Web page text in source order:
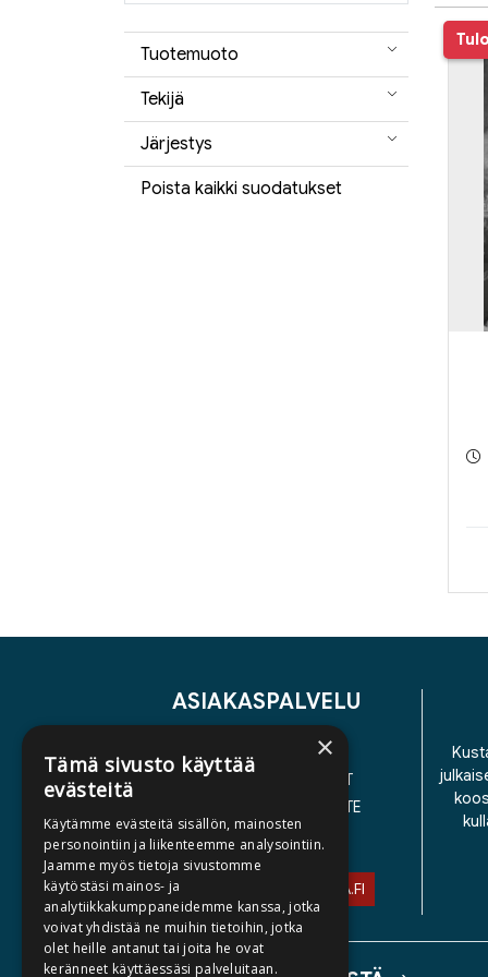
Tuotemuoto
Tekijä
Järjestys
Poista kaikki suodatukset
ASIAKASPALVELU
YHTEYSTIEDOT
YLEISET TOIMITUSEHDOT
SAAVUTETTAVUUSSELOSTE
TIETOSUOJASELOSTE
ASIAKASPALVELU@STORIA.FI
×
Tämä sivusto käyttää
evästeitä
Käytämme evästeitä sisällön, mainosten
personointiin ja liikenteemme analysointiin.
Jaamme myös tietoja sivustomme
käytöstäsi mainos- ja
analytiikkakumppaneidemme kanssa, jotka
voivat yhdistää ne muihin tietoihin, jotka
olet heille antanut tai joita he ovat
keränneet käyttäessäsi palveluitaan.